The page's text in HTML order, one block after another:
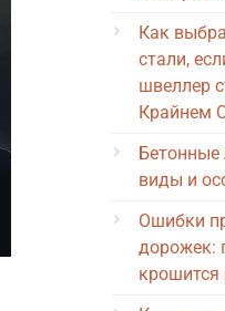
Как
стали,
швеллер
Крайнем
Бетонные
виды и
Ошибки
дорожек:
крошится